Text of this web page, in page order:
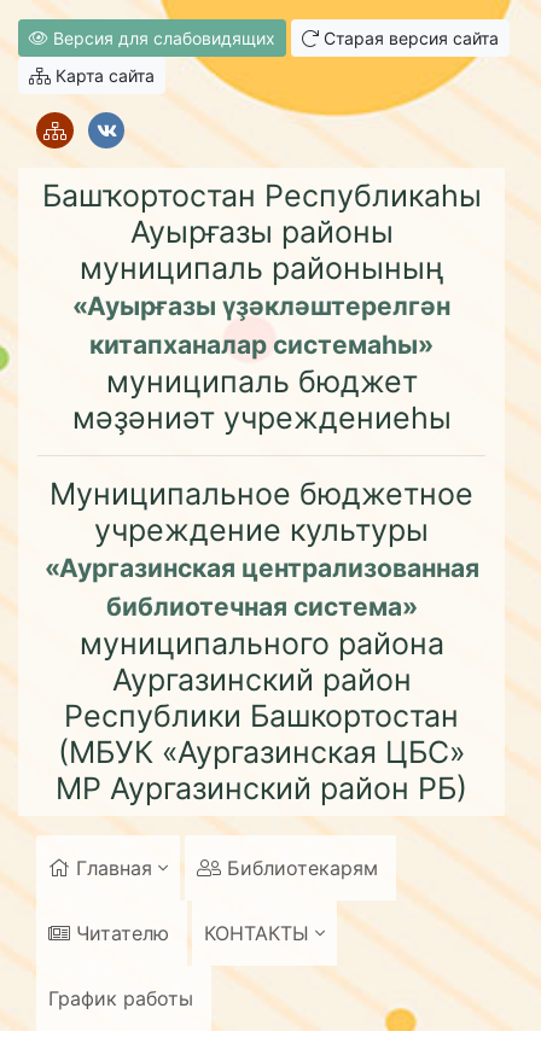
Версия для слабовидящих
Старая версия сайта
Карта сайта
Башҡортостан Республикаһы
Ауырғазы районы
муниципаль районының
«Ауырғазы үҙәкләштерелгән
китапханалар системаһы»
муниципаль бюджет
мәҙәниәт учреждениеһы
Муниципальное бюджетное
учреждение культуры
«Аургазинская централизованная
библиотечная система»
муниципального района
Аургазинский район
Республики Башкортостан
(МБУК «Аургазинская ЦБС»
МР Аургазинский район РБ)
Главная Библиотекарям
Читателю КОНТАКТЫ
График работы